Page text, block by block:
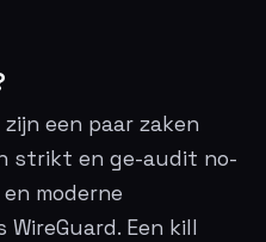
een paar zaken
strikt en ge-audit no-
moderne
Een kill